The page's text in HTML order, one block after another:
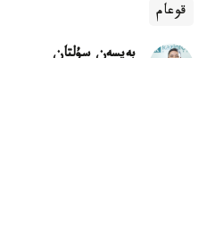
قوعام
بەيسەن سۇلتان